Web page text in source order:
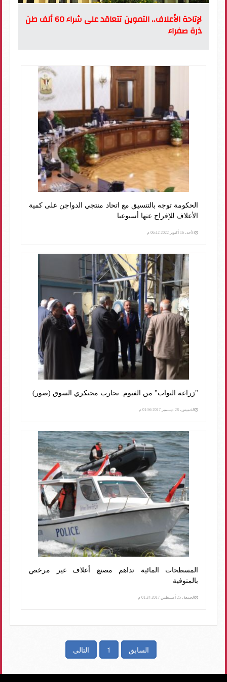
لإتاحة الأعلاف.. التموين تتعاقد على شراء 60 ألف طن
ذرة صفراء
الحكومة توجه بالتنسيق مع اتحاد منتجي الدواجن على كمية
الأعلاف للإفراج عنها أسبوعيا
الأحد، 16 أكتوبر 2022 06:12 م
"زراعة النواب" من الفيوم: نحارب محتكري السوق (صور)
الخميس، 28 ديسمبر 2017 01:56 م
المسطحات المائية تداهم مصنع أعلاف غير مرخص
بالمنوفية
الجمعة، 25 أغسطس 2017 01:24 م
السابق 1 التالى